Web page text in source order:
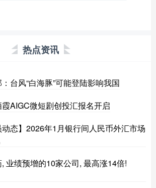
热点资讯
台风“白海豚”可能登陆影响我国
AIGC微短剧创投汇报名开启
态】2026年1月银行间人民币外汇市场
业绩预增的10家公司, 最高涨14倍!